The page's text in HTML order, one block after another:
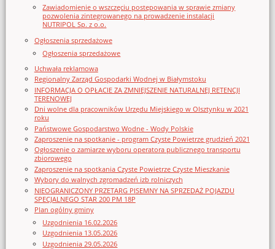
Zawiadomienie o wszczęciu postępowania w sprawie zmiany
pozwolenia zintegrowanego na prowadzenie instalacji
NUTRIPOL Sp. z o.o.
Ogłoszenia sprzedażowe
Ogłoszenia sprzedażowe
Uchwała reklamowa
Regionalny Zarząd Gospodarki Wodnej w Białymstoku
INFORMACJA O OPŁACIE ZA ZMNIEJSZENIE NATURALNEJ RETENCJI
TERENOWEJ
Dni wolne dla pracowników Urzędu Miejskiego w Olsztynku w 2021
roku
Państwowe Gospodarstwo Wodne - Wody Polskie
Zaproszenie na spotkanie - program Czyste Powietrze grudzień 2021
Ogłoszenie o zamiarze wyboru operatora publicznego transportu
zbiorowego
Zaproszenie na spotkania Czyste Powietrze Czyste Mieszkanie
Wybory do walnych zgromadzeń izb rolniczych
NIEOGRANICZONY PRZETARG PISEMNY NA SPRZEDAŻ POJAZDU
SPECJALNEGO STAR 200 PM 18P
Plan ogólny gminy
Uzgodnienia 16.02.2026
Uzgodnienia 13.05.2026
Uzgodnienia 29.05.2026